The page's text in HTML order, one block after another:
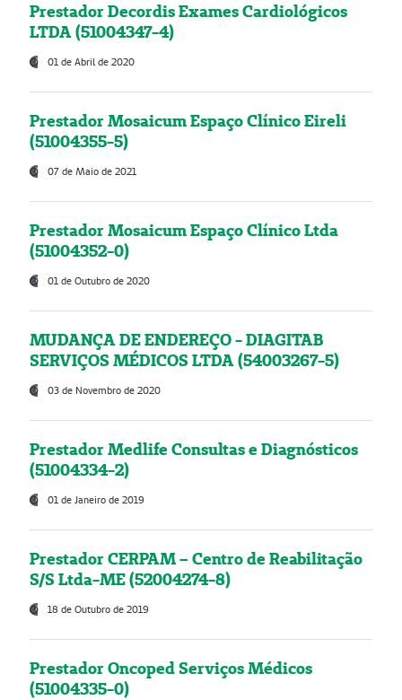
Prestador Decordis Exames Cardiológicos
LTDA (51004347-4)
01 de Abril de 2020
Prestador Mosaicum Espaço Clínico Eireli
(51004355-5)
07 de Maio de 2021
Prestador Mosaicum Espaço Clínico Ltda
(51004352-0)
01 de Outubro de 2020
MUDANÇA DE ENDEREÇO - DIAGITAB
SERVIÇOS MÉDICOS LTDA (54003267-5)
03 de Novembro de 2020
Prestador Medlife Consultas e Diagnósticos
(51004334-2)
01 de Janeiro de 2019
Prestador CERPAM – Centro de Reabilitação
S/S Ltda-ME (52004274-8)
18 de Outubro de 2019
Prestador Oncoped Serviços Médicos
(51004335-0)